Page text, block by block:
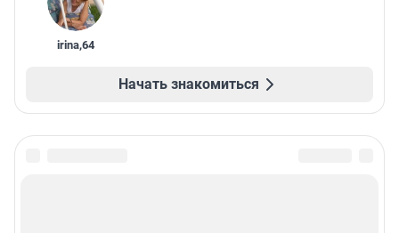
irina,64
Начать знакомиться